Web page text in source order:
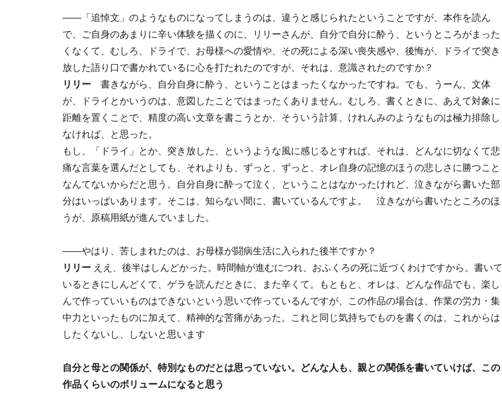
――「追悼文」のようなものになってしまうのは、違うと感じられたということですが、本作を読ん
で、ご自身のあまりに辛い体験を描くのに、リリーさんが、自分で自分に酔う、というところがまった
くなくて、むしろ、ドライで、お母様への愛情や、その死による深い喪失感や、後悔が、ドライで突き
放した語り口で書かれているに心を打たれたのですが、それは、意識されたのですか？
リリー 書きながら、自分自身に酔う、ということはまったくなかったですね。でも、うーん、文体
が、ドライとかいうのは、意図したことではまったくありません。むしろ、書くときに、あえて対象に
距離を置くことで、精度の高い文章を書こうとか、そういう計算、けれんみのようなものは極力排除し
なければ、と思った。
もし、「ドライ」とか、突き放した、というような風に感じるとすれば、それは、どんなに切なくて悲
痛な言葉を選んだとしても、それよりも、ずっと、ずっと、オレ自身の記憶のほうの悲しさに勝つこと
なんてないからだと思う。自分自身に酔って泣く、ということはなかったけれど、泣きながら書いた部
分はいっぱいあります。そこは、知らない間に、書いているんですよ。 泣きながら書いたところのほ
うが、原稿用紙が進んでいました。
――やはり、苦しまれたのは、お母様が闘病生活に入られた後半ですか？
リリー ええ、後半はしんどかった。時間軸が進むにつれ、おふくろの死に近づくわけですから。書いて
いるときにしんどくて、ゲラを読んだときに、また辛くて。もともと、オレは、どんな作品でも、楽し
んで作っていいものはできないという思いで作っているんですが、この作品の場合は、作業の労力・集
中力といったものに加えて、精神的な苦痛があった。これと同じ気持ちでものを書くのは、これからは
したくないし、しないと思います
自分と母との関係が、特別なものだとは思っていない。どんな人も、親との関係を書いていけば、この
作品くらいのボリュームになると思う